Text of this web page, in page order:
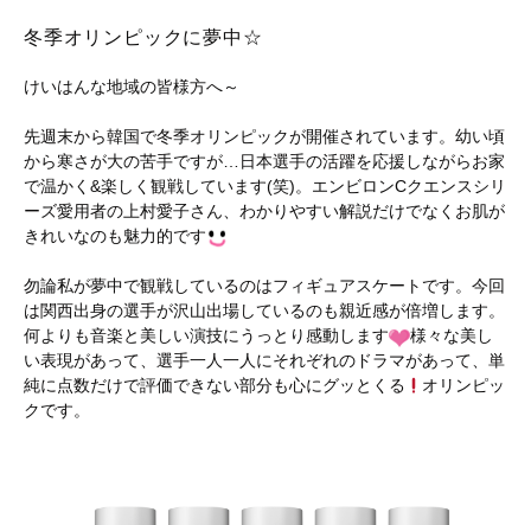
冬季オリンピックに夢中☆
けいはんな地域の皆様方へ～
先週末から韓国で冬季オリンピックが開催されています。幼い頃
から寒さが大の苦手ですが…日本選手の活躍を応援しながらお家
で温かく&楽しく観戦しています(笑)。エンビロンCクエンスシリ
ーズ愛用者の上村愛子さん、わかりやすい解説だけでなくお肌が
きれいなのも魅力的です
勿論私が夢中で観戦しているのはフィギュアスケートです。今回
は関西出身の選手が沢山出場しているのも親近感が倍増します。
何よりも音楽と美しい演技にうっとり感動します
様々な美し
い表現があって、選手一人一人にそれぞれのドラマがあって、単
純に点数だけで評価できない部分も心にグッとくる
オリンピッ
クです。